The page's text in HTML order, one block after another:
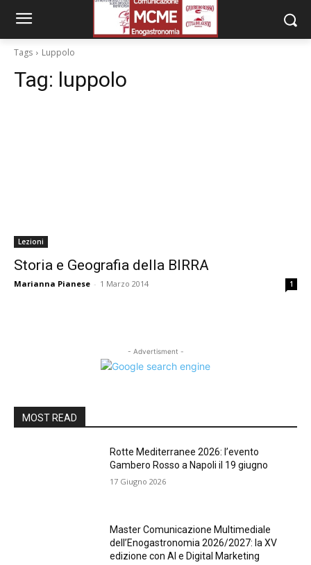
Tags Luppolo
Tag: luppolo
Lezioni
Storia e Geografia della BIRRA
Marianna Pianese - 1 Marzo 2014 1
- Advertisment -
MOST READ
Rotte Mediterranee 2026: l’evento
Gambero Rosso a Napoli il 19 giugno
17 Giugno 2026
Master Comunicazione Multimediale
dell’Enogastronomia 2026/2027: la XV
edizione con AI e Digital Marketing